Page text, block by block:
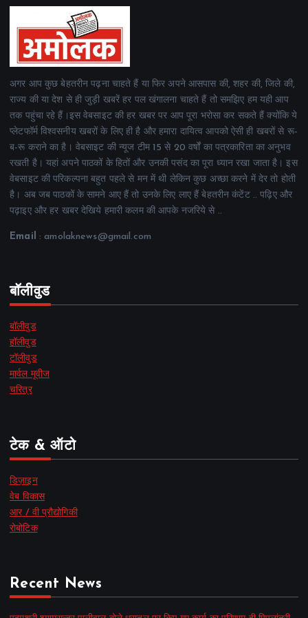
अगर आप कुछ बेहतरीन पढ़ना चाहते हैं या फिर अपने आसपास की, शहर की, जिले की,
राज्य की या देश से ही जुड़ी खबरें हर पल खंगालना चाहते हैं तो समझिए हम यही आप
तक पहुंचा रहे हैं।इस वेबसाइट की हर खबर पर आप पूरा भरोसा कर सकते हैं क्योंकि ये
प्लेटफॉर्म विश्वसनीय खबरों के लिए ही है और हमारा दायित्व आपको ऐसी ही खबरों से रू-
ब-रू कराने का है। वेबसाइट की न्यूज टीम 15 से 20 वर्षों का पत्रकारिता का अनुभव
रखती है। यहां अपने पाठकों के हितों और उनकी पसंद का पूरा ध्यान रखा जाता है। इस
वेबसाइट की परिकल्पना बहुत पहले से मन में थी लेकिन कुछ अच्छा करने में देर तो होती
है। अब जब पाठकों के सामने आए हैं तो उनके लिए लाए हैं बेहतरीन कंटेंट .. पढ़िए और
पढ़ाइए और हर खबर देखिये हमारी कलम की आपके नजरिये से ..
Email : amolaknews@gmail.com
बॉलीवुड
बॉलीवुड
हॉलीवुड
टॉलीवुड
मार्वल मूवीज
चरित्र
टेक & ऑटो
डिज़ाइन
वेब विकास
आर / वी प्रौद्योगिकी
रोबोटिक
Recent News